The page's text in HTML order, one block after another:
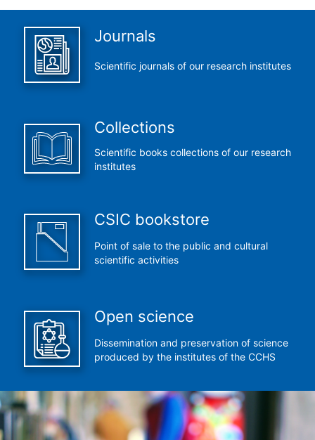
Journals
Scientific journals of our research institutes
Collections
Scientific books collections of our research
institutes
CSIC bookstore
Point of sale to the public and cultural
scientific activities
Open science
Dissemination and preservation of science
produced by the institutes of the CCHS